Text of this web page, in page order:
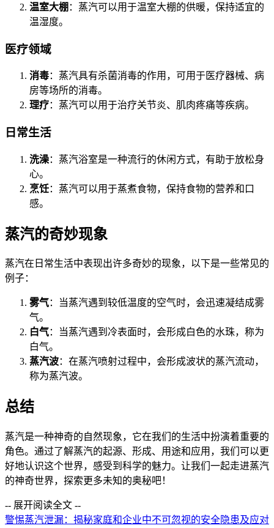
温室大棚 ：蒸汽可以用于温室大棚的供暖，保持适宜的
温湿度。
医疗领域
消毒：蒸汽具有杀菌消毒的作用，可用于医疗器械、病
房等场所的消毒。
理疗：蒸汽可以用于治疗关节炎、肌肉疼痛等疾病。
日常生活
洗澡：蒸汽浴室是一种流行的休闲方式，有助于放松身
心。
烹饪：蒸汽可以用于蒸煮食物，保持食物的营养和口
感。
蒸汽的奇妙现象
蒸汽在日常生活中表现出许多奇妙的现象，以下是一些常见的
例子：
雾气：当蒸汽遇到较低温度的空气时，会迅速凝结成雾
气。
白气：当蒸汽遇到冷表面时，会形成白色的水珠，称为
白气。
蒸汽波：在蒸汽喷射过程中，会形成波状的蒸汽流动，
称为蒸汽波。
总结
蒸汽是一种神奇的自然现象，它在我们的生活中扮演着重要的
角色。通过了解蒸汽的起源、形成、用途和应用，我们可以更
好地认识这个世界，感受到科学的魅力。让我们一起走进蒸汽
的神奇世界，探索更多未知的奥秘吧！
-- 展开阅读全文 --
警惕蒸汽泄漏：揭秘家庭和企业中不可忽视的安全隐患及应对